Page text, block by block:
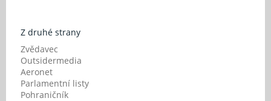
Z druhé strany
Zvědavec
Outsidermedia
Aeronet
Parlamentní listy
Pohraničník